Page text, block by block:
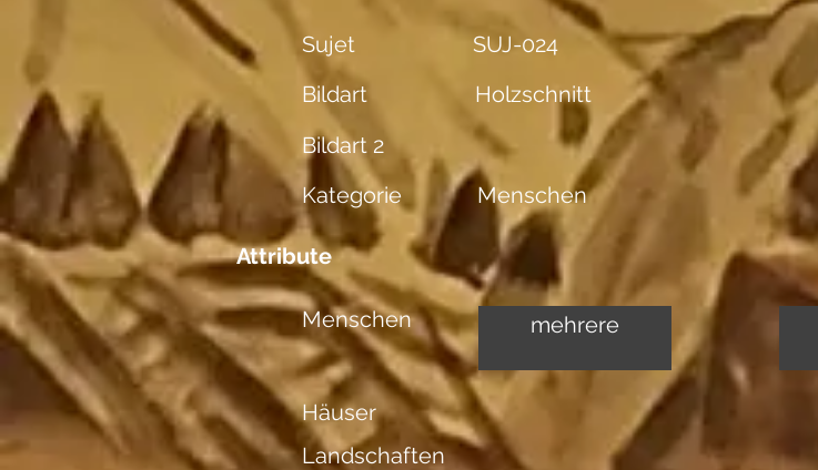
Sujet
SUJ-024
Bildart
Holzschnitt
Bildart 2
Kategorie
Menschen
Attribute
Menschen mehrere
Häuser
Landschaften